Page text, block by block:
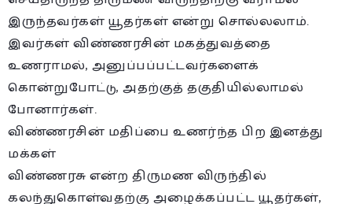
இருந்தவர்கள் யூதர்கள் என்று சொல்லலாம்.
இவர்கள் விண்ணரசின் மகத்துவத்தை
உணராமல், அனுப்பப்பட்டவர்களைக்
கொன்றுபோட்டு, அதற்குத் தகுதியில்லாமல்
போனார்கள்.
விண்ணரசின் மதிப்பை உணர்ந்த பிற இனத்து
மக்கள்
விண்ணரசு என்ற திருமண விருந்தில்
கலந்துகொள்வதற்கு அழைக்கப்பட்ட யூதர்கள்,